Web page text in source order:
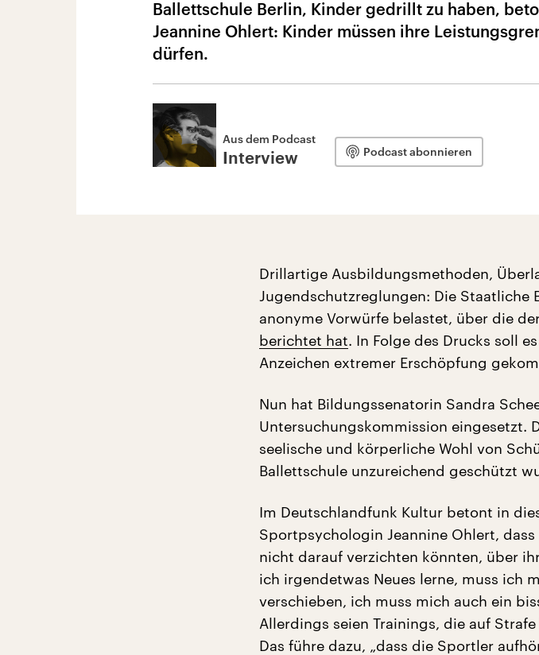
Ballettschule Berlin, Kinder gedrillt zu haben,
Jeannine Ohlert: Kinder müssen ihre
dürfen.
Aus dem Podcast
Interview Podcast abonnieren
Drillartige Ausbildungsmethoden,
Jugendschutzreglungen: Die Staatliche
anonyme Vorwürfe belastet, über die
berichtet hat. In Folge des Drucks soll
Anzeichen extremer Erschöpfung
Nun hat Bildungssenatorin Sandra
Untersuchungskommission eingesetzt.
seelische und körperliche Wohl von
Ballettschule unzureichend geschützt
Im Deutschlandfunk Kultur betont in
Sportpsychologin Jeannine Ohlert,
nicht darauf verzichten könnten, über
ich irgendetwas Neues lerne, muss ich
verschieben, ich muss mich auch ein
Allerdings seien Trainings, die auf
Das führe dazu, „dass die Sportler